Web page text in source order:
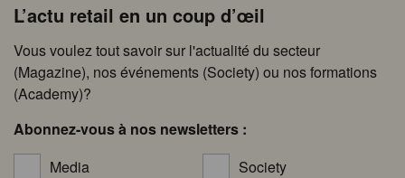
L’actu retail en un coup d’œil
Vous voulez tout savoir sur l'actualité du secteur
(Magazine), nos événements (Society) ou nos formations
(Academy)?
Abonnez-vous à nos newsletters :
Media
Society